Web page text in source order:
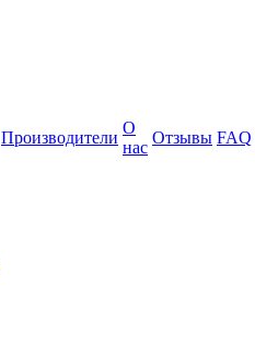
Производители
О
нас
Отзывы FAQ